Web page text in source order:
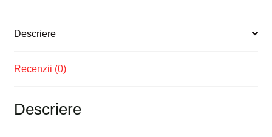
telefon
Descriere
Recenzii (0)
Descriere